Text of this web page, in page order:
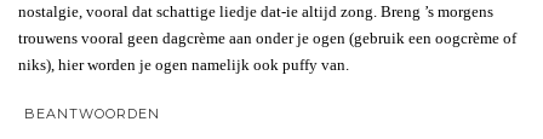
nostalgie, vooral dat schattige liedje dat-ie altijd zong. Breng ’s morgens
trouwens vooral geen dagcrème aan onder je ogen (gebruik een oogcrème of
niks), hier worden je ogen namelijk ook puffy van.
BEANTWOORDEN